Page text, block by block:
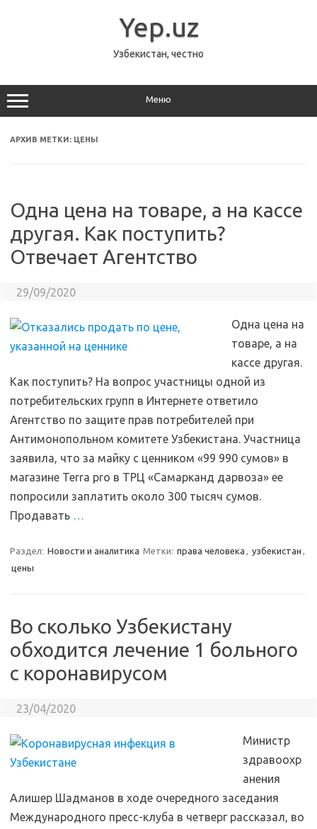
Yep.uz
Узбекистан, честно
Меню
АРХИВ МЕТКИ: ЦЕНЫ
Одна цена на товаре, а на кассе
другая. Как поступить?
Отвечает Агентство
29/09/2020
Одна цена на
товаре, а на
кассе другая.
Как поступить? На вопрос участницы одной из
потребительских групп в Интернете ответило
Агентство по защите прав потребителей при
Антимонопольном комитете Узбекистана. Участница
заявила, что за майку с ценником «99 990 сумов» в
магазине Terra pro в ТРЦ «Самарканд дарвоза» ее
попросили заплатить около 300 тысяч сумов.
Продавать …
Раздел: Новости и аналитика Метки: права человека , узбекистан ,
цены
Во сколько Узбекистану
обходится лечение 1 больного
с коронавирусом
23/04/2020
Министр
здравоохр
анения
Алишер Шадманов в ходе очередного заседания
Международного пресс-клуба в четверг рассказал, во